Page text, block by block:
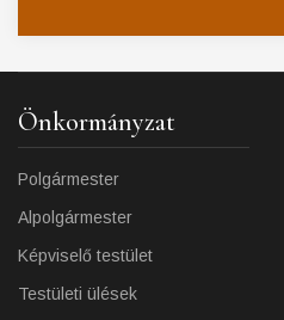
Önkormányzat
Polgármester
Alpolgármester
Képviselő testület
Testületi ülések